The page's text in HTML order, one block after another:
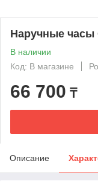
Наручные часы
В наличии
Код: В магазине
66 700 ₸
Описание